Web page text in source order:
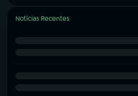
Notícias Recentes